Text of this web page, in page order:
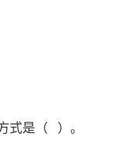
式是（ ）。